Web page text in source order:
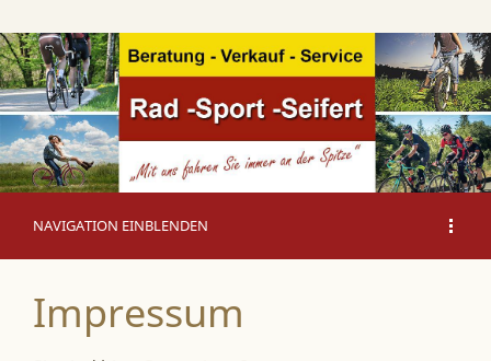
NAVIGATION EINBLENDEN
Impressum